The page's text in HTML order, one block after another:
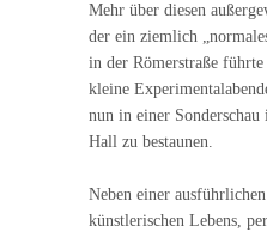
Mehr über diesen
der ein ziemlich
in der Römerstraße
kleine
nun in einer
Hall zu bestaunen.
Neben einer
künstlerischen Lebens,